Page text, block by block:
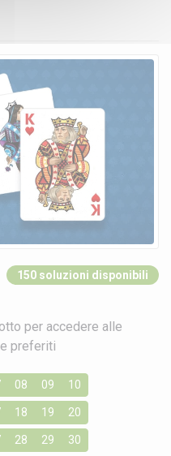
150 soluzioni disponibili
per accedere alle
preferiti
08 09 10
18 19 20
28 29 30